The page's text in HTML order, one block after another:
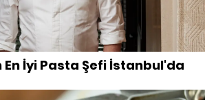
En İyi Pasta Şefi İstanbul'da